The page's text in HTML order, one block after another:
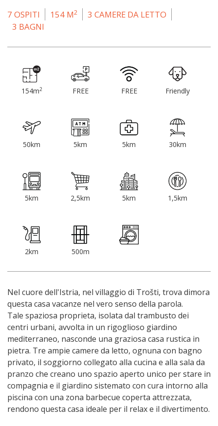
7 OSPITI 154 M2
3 CAMERE DA LETTO
3 BAGNI
154m2 FREE FREE Friendly
50km 5km 5km 30km
5km 2,5km 5km 1,5km
2km 500m
Nel cuore dell'Istria, nel villaggio di Trošti, trova dimora
questa casa vacanze nel vero senso della parola.
Tale spaziosa proprieta, isolata dal trambusto dei
centri urbani, avvolta in un rigoglioso giardino
mediterraneo, nasconde una graziosa casa rustica in
pietra. Tre ampie camere da letto, ognuna con bagno
privato, il soggiorno collegato alla cucina e alla sala da
pranzo che creano uno spazio aperto unico per stare in
compagnia e il giardino sistemato con cura intorno alla
piscina con una zona barbecue coperta attrezzata,
rendono questa casa ideale per il relax e il divertimento.